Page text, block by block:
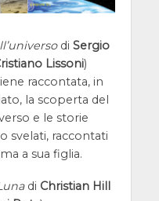
di Sergio
Lissoni)
raccontata, in
la scoperta del
e le storie
svelati, raccontati
a sua figlia.
di Christian Hill